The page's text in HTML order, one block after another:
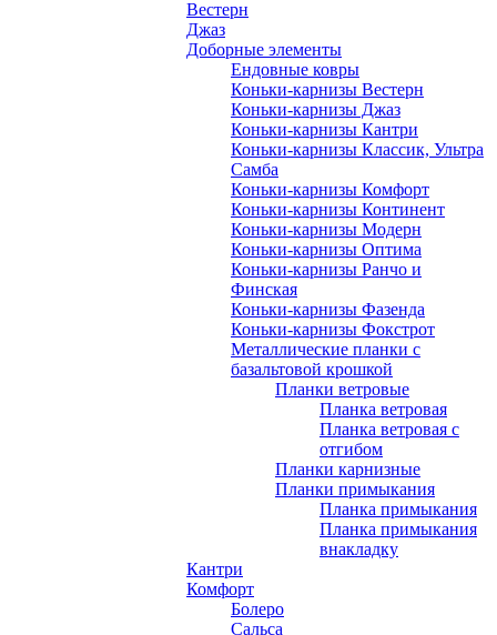
Вестерн
Джаз
Доборные элементы
Ендовные ковры
Коньки-карнизы Вестерн
Коньки-карнизы Джаз
Коньки-карнизы Кантри
Коньки-карнизы Классик, Ультра
Самба
Коньки-карнизы Комфорт
Коньки-карнизы Континент
Коньки-карнизы Модерн
Коньки-карнизы Оптима
Коньки-карнизы Ранчо и
Финская
Коньки-карнизы Фазенда
Коньки-карнизы Фокстрот
Металлические планки с
базальтовой крошкой
Планки ветровые
Планка ветровая
Планка ветровая с
отгибом
Планки карнизные
Планки примыкания
Планка примыкания
Планка примыкания
внакладку
Кантри
Комфорт
Болеро
Сальса